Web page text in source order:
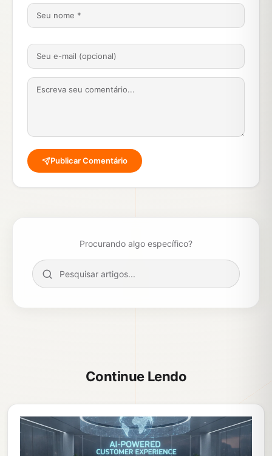
Publicar Comentário
Procurando algo específico?
Continue Lendo